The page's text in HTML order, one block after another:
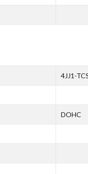
4JJ1-
DOHC